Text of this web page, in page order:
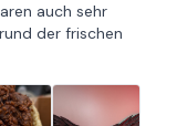
auch sehr
der frischen